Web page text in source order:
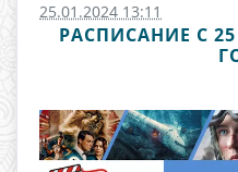
25.01.2024 13:11
РАСПИСАНИЕ С